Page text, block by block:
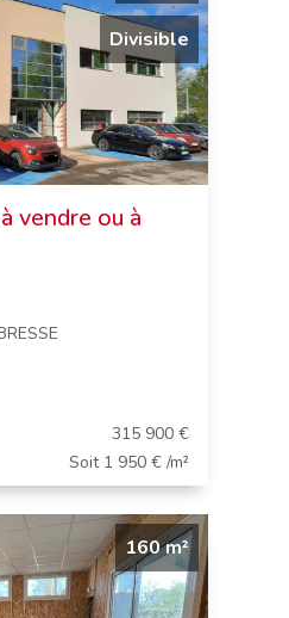
Divisible
vendre ou à
315 900 €
Soit 1 950 € /m²
160 m²